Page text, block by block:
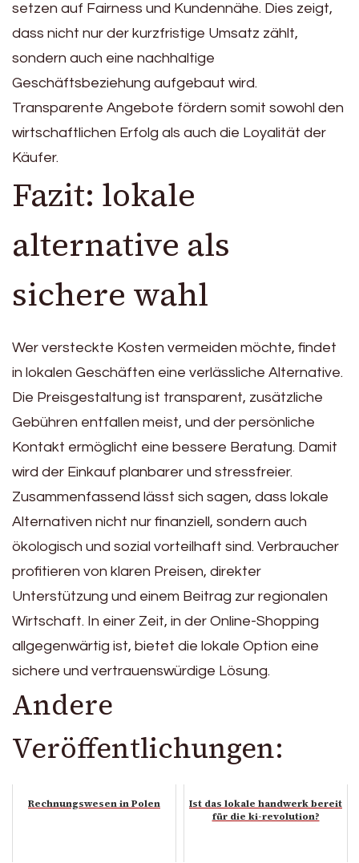
setzen auf Fairness und Kundennähe. Dies zeigt,
dass nicht nur der kurzfristige Umsatz zählt,
sondern auch eine nachhaltige
Geschäftsbeziehung aufgebaut wird.
Transparente Angebote fördern somit sowohl den
wirtschaftlichen Erfolg als auch die Loyalität der
Käufer.
Fazit: lokale
alternative als
sichere wahl
Wer versteckte Kosten vermeiden möchte, findet
in lokalen Geschäften eine verlässliche Alternative.
Die Preisgestaltung ist transparent, zusätzliche
Gebühren entfallen meist, und der persönliche
Kontakt ermöglicht eine bessere Beratung. Damit
wird der Einkauf planbarer und stressfreier.
Zusammenfassend lässt sich sagen, dass lokale
Alternativen nicht nur finanziell, sondern auch
ökologisch und sozial vorteilhaft sind. Verbraucher
profitieren von klaren Preisen, direkter
Unterstützung und einem Beitrag zur regionalen
Wirtschaft. In einer Zeit, in der Online-Shopping
allgegenwärtig ist, bietet die lokale Option eine
sichere und vertrauenswürdige Lösung.
Andere
Veröffentlichungen:
Rechnungswesen in Polen
Ist das lokale handwerk bereit
für die ki-revolution?